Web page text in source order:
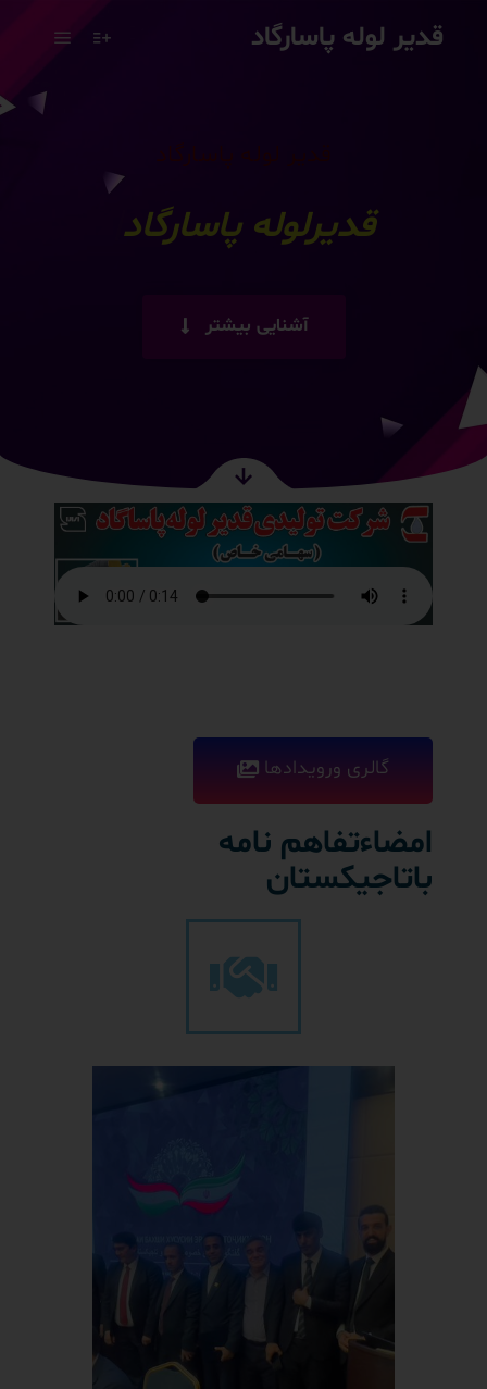
قدیر لوله پاسارگاد
لوله ک|
آشنایی بیشتر
گالری ورویدادها
امضاءتفاهم نامه
باتاجیکستان